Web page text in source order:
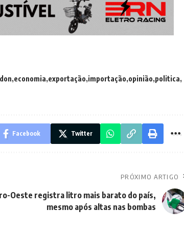
economia exportação importação opinião politica
Facebook Twitter
PRÓXIMO ARTIGO
Oeste registra litro mais barato do país,
mesmo após altas nas bombas